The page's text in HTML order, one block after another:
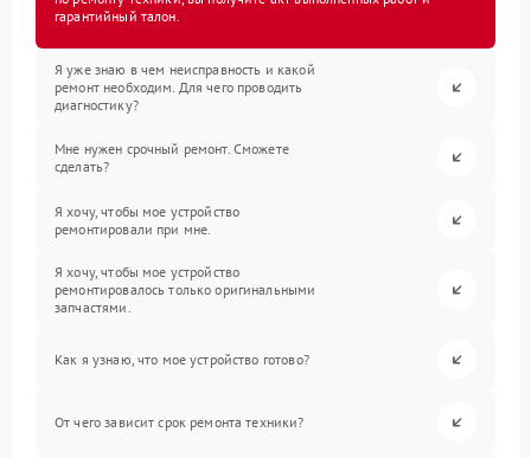
гарантийный талон.
Я уже знаю в чем неисправность и какой
ремонт необходим. Для чего проводить
диагностику?
Мне нужен срочный ремонт. Сможете
сделать?
Я хочу, чтобы мое устройство
ремонтировали при мне.
Я хочу, чтобы мое устройство
ремонтировалось только оригинальными
запчастями.
Как я узнаю, что мое устройство готово?
От чего зависит срок ремонта техники?